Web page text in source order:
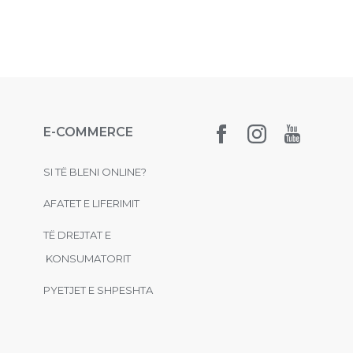
E-COMMERCE
SI TË BLENI ONLINE?
AFATET E LIFERIMIT
TË DREJTAT E
KONSUMATORIT
PYETJET E SHPESHTA